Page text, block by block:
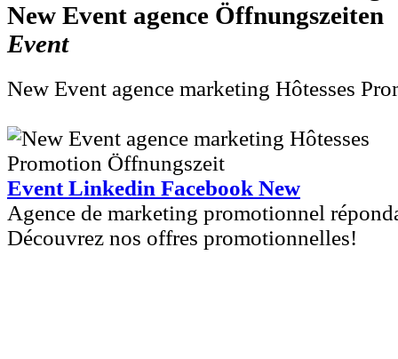
New Event agence
Event
New Event agence marketing Hôtesses
Event Linkedin Facebook New
Agence de marketing promotionnel
Découvrez nos offres promotionnelles!